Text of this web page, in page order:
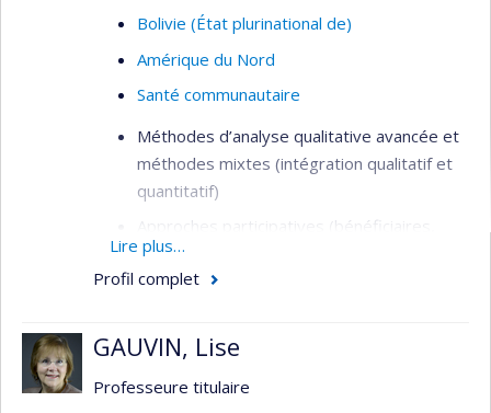
Bolivie (État plurinational de)
Amérique du Nord
Santé communautaire
Méthodes d’analyse qualitative avancée et
méthodes mixtes (intégration qualitatif et
quantitatif)
Approches participatives (bénéficiaires,
intervenant.es, gestionnaires, citoyens) en
évaluation de programmes et
développement communautaire)
de personnes marginalisées, situations
Lire plus…
Profil complet
GAUVIN, Lise
Professeure titulaire